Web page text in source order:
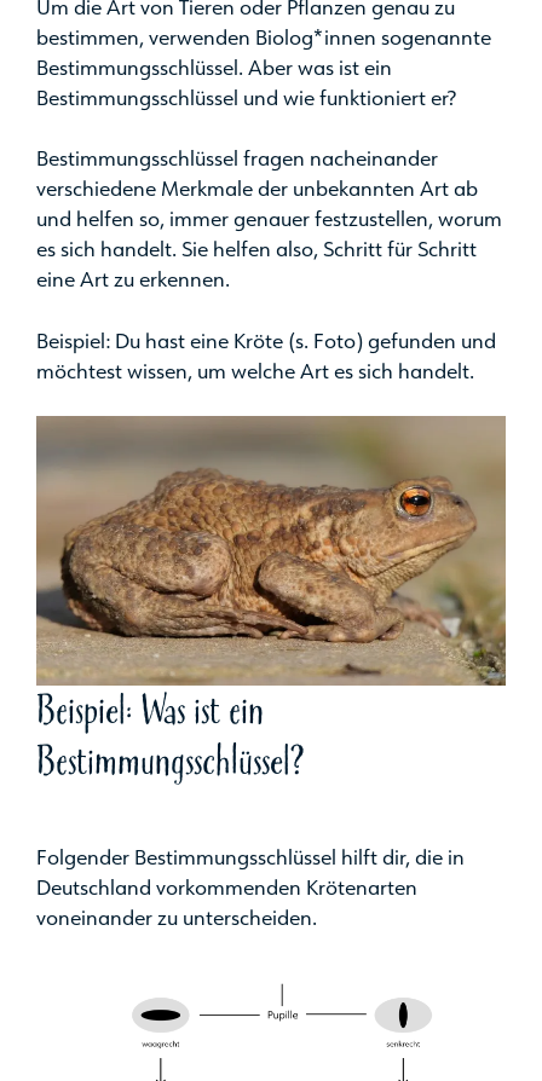
Um die Art von Tieren oder Pflanzen genau zu
bestimmen, verwenden Biolog*innen sogenannte
Bestimmungsschlüssel. Aber was ist ein
Bestimmungsschlüssel und wie funktioniert er?
Bestimmungsschlüssel fragen nacheinander
verschiedene Merkmale der unbekannten Art ab
und helfen so, immer genauer festzustellen, worum
es sich handelt. Sie helfen also, Schritt für Schritt
eine Art zu erkennen.
Beispiel: Du hast eine Kröte (s. Foto) gefunden und
möchtest wissen, um welche Art es sich handelt.
Beispiel: Was ist ein
Bestimmungsschlüssel?
Folgender Bestimmungsschlüssel hilft dir, die in
Deutschland vorkommenden Krötenarten
voneinander zu unterscheiden.